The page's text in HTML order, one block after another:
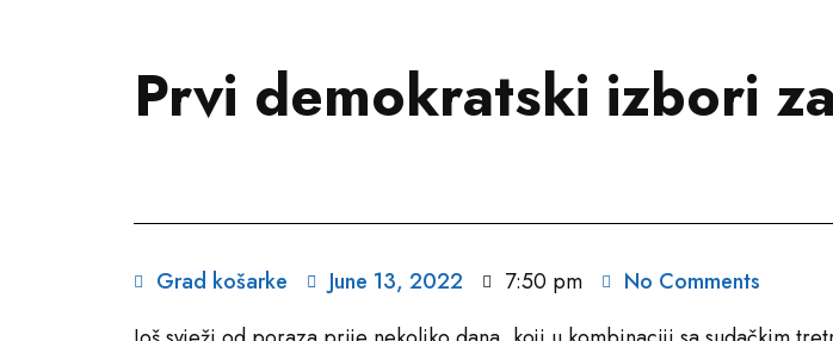
Prvi demokratski izbori
Grad košarke June 13, 2022 7:50 pm
No Comments